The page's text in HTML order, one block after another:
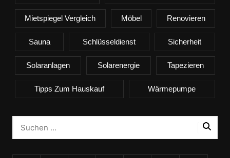
Mietspiegel Vergleich Möbel Renovieren
Sauna Schlüsseldienst Sicherheit
Solaranlagen Solarenergie Tapezieren
Tipps Zum Hauskauf Wärmepumpe